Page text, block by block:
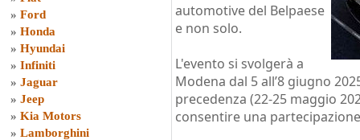
» Ford
» Honda
» Hyundai
» Infiniti
» Jaguar
» Jeep
» Kia Motors
» Lamborghini
automotive del Belpaese
e non solo.
L'evento si svolgerà a
Modena dal 5 all’8 giugno
precedenza (22-25 maggio
consentire una